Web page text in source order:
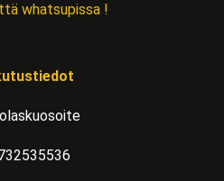
whatsupissa !